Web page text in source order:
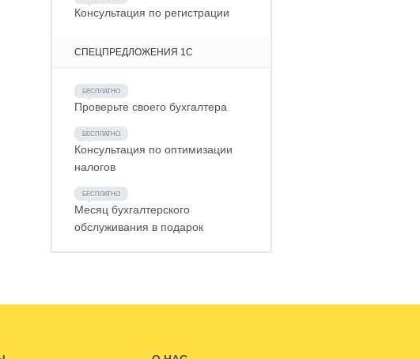
Консультация по регистрации
СПЕЦПРЕДЛОЖЕНИЯ 1С
Проверьте своего бухгалтера
Консультация по оптимизации
налогов
Месяц бухгалтерского
обслуживания в подарок